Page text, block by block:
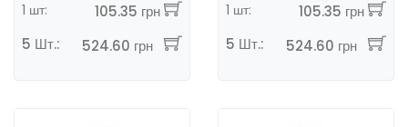
1 шт:
105.35 грн
5 Шт.:
524.60 грн
1 шт:
105.35 грн
5 Шт.:
524.60 грн